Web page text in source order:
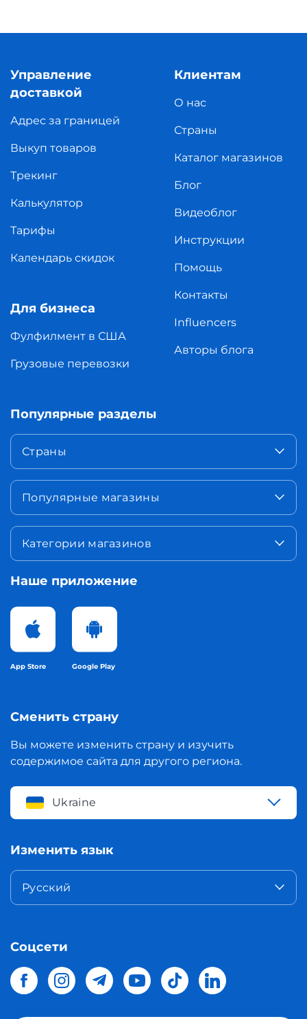
Управление
доставкой
Адрес за границей
Выкуп товаров
Трекинг
Калькулятор
Тарифы
Календарь скидок
Для бизнеса
Фулфилмент в США
Грузовые перевозки
Клиентам
О нас
Страны
Каталог магазинов
Блог
Видеоблог
Инструкции
Помощь
Контакты
Influencers
Авторы блога
Популярные разделы
Страны
Популярные магазины
Категории магазинов
Наше приложение
App Store Google Play
Сменить страну
Вы можете изменить страну и изучить
содержимое сайта для другого региона.
Ukraine
Изменить язык
Русский
Соцсети